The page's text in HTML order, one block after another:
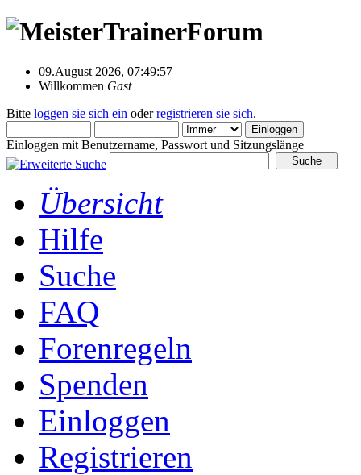
09.August 2026, 07:49:57
Willkommen Gast
Bitte loggen sie sich ein oderregistrieren sie sich.
Einloggen mit Benutzername, Passwort und Sitzungslänge
Übersicht
Hilfe
Suche
FAQ
Forenregeln
Spenden
Einloggen
Registrieren